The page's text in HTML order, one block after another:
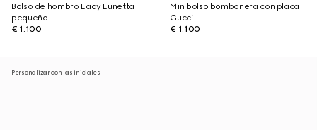
Bolso de hombro Lady Lunetta
pequeño
€ 1.100
Minibolso bombonera con placa
Gucci
€ 1.100
Personalizar con las iniciales